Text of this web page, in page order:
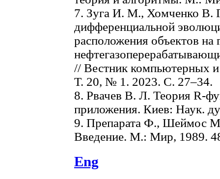
7. Зуга И. М., Хомченко В.
дифференциальной
расположения объектов на
// Вестник компьютерных
Т. 20, № 1. 2023. С. 27–34.
8. Рвачев В. Л. Теория R-
приложения. Киев: Наук.
9. Препарата Ф., Шеймос
Введение. М.: Мир, 1989.
Eng